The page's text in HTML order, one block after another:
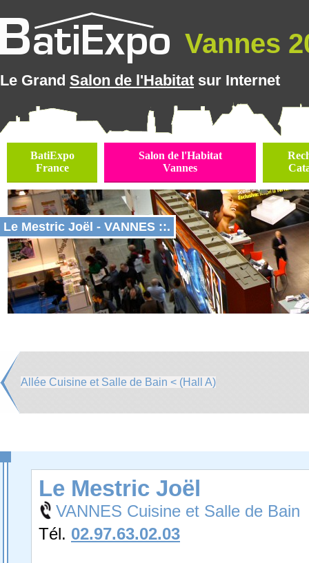
Vannes
Le Grand Salon de l'Habitat sur Internet
BatiExpo
France
Salon de l'Habitat
Vannes
Le Mestric Joël - VANNES ::.
Allée Cuisine et Salle de Bain < (Hall A)
Le Mestric Joël
VANNES Cuisine et Salle de Bain
Tél. 02.97.63.02.03